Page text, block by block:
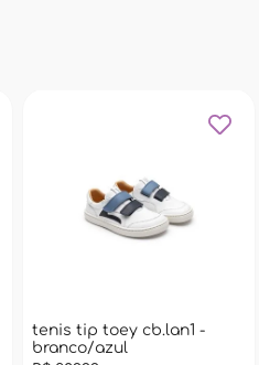
tenis tip toey cb.lan1 -
branco/azul